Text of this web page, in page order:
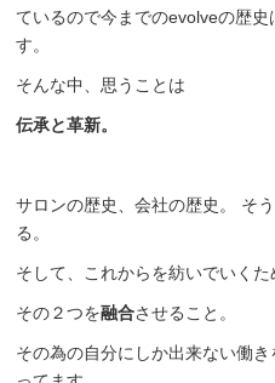
ているので今までのevolveの歴
す。
そんな中、思うことは
伝承と革新。
サロンの歴史、会社の歴史。 そ
る。
そして、これからを紡いでいくた
その２つを融合させること。
その為の自分にしか出来ない働